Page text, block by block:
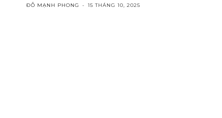
ĐỖ MẠNH PHONG - 15 THÁNG 10, 2025